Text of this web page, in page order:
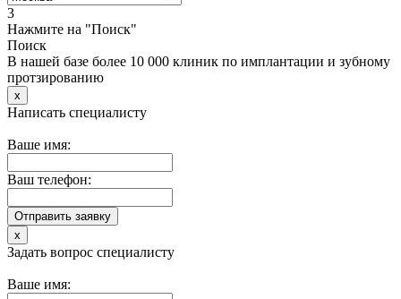
3
Нажмите на "Поиск"
Поиск
В нашей базе более 10 000 клиник по имплантации и зубному
протзированию
x
Написать специалисту
Ваше имя:
Ваш телефон:
x
Задать вопрос специалисту
Ваше имя: